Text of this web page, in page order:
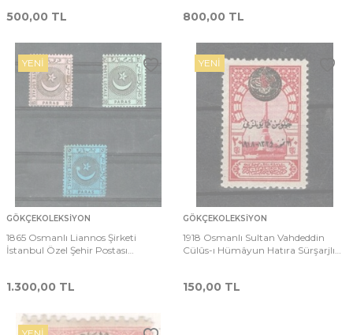
500,00 TL 800,00 TL
YENI
GÖKÇEKOLEKSIYON
1865 Osmanlı Liannos Şirketi
İstanbul Özel Şehir Postası
1.300,00 TL
YENI
GÖKÇEKOLEKSIYON
1918 Osmanlı Sultan Vahdeddin
Cülûs-ı Hümâyun Hatıra Sürşarjlı
150,00 TL